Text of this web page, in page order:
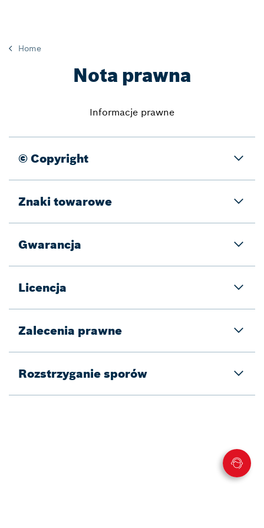
Home
Nota prawna
Informacje prawne
© Copyright
Znaki towarowe
Gwarancja
Licencja
Zalecenia prawne
Rozstrzyganie sporów